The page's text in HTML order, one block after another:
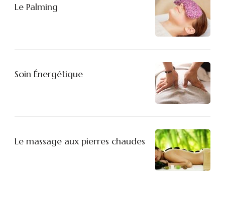
Le Palming
Soin Énergétique
Le massage aux pierres chaudes